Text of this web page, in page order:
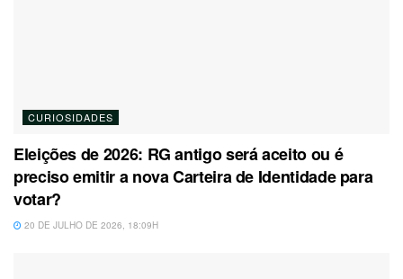
CURIOSIDADES
Eleições de 2026: RG antigo será aceito ou é
preciso emitir a nova Carteira de Identidade para
votar?
20 DE JULHO DE 2026, 18:09H